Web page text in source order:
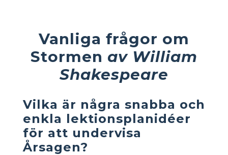
Vanliga frågor om
Stormen av William
Shakespeare
Vilka är några snabba och
enkla lektionsplanidéer
för att undervisa
Årsagen?